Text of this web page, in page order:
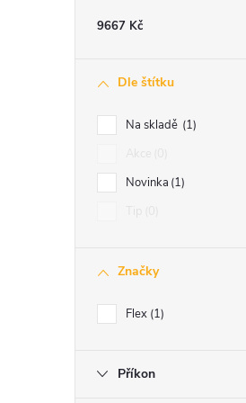
9667 Kč
Dle štítku
Na skladě 1
Novinka 1
Značky
Flex 1
Příkon